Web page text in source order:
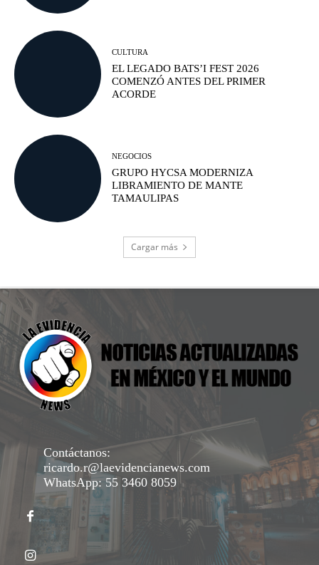
CULTURA
EL LEGADO BATS’I FEST 2026
COMENZÓ ANTES DEL PRIMER
ACORDE
NEGOCIOS
GRUPO HYCSA MODERNIZA
LIBRAMIENTO DE MANTE
TAMAULIPAS
Cargar más
Contáctanos:
ricardo.r@laevidencianews.com
WhatsApp: 55 3460 8059